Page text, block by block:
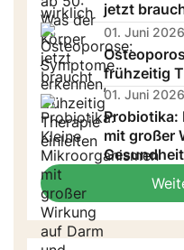
jetzt
01. Juni 2026
frühzeitig
01. Juni 2026
Probiotika:
mit großer
Gesundheit